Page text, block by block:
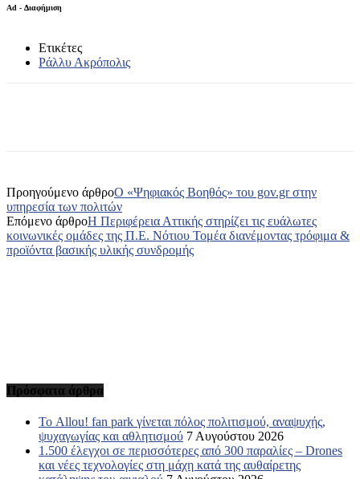
Ad - Διαφήμιση
Ετικέτες
Ράλλυ Ακρόπολις
Προηγούμενο άρθροO «Ψηφιακός Βοηθός» του gov.gr στην
υπηρεσία των πολιτών
Επόμενο άρθροΗ Περιφέρεια Αττικής στηρίζει τις ευάλωτες
κοινωνικές ομάδες της Π.Ε. Νότιου Τομέα διανέμοντας τρόφιμα &
προϊόντα βασικής υλικής συνδρομής
Πρόσφατα άρθρα
Το Allou! fan park γίνεται πόλος πολιτισμού, αναψυχής,
ψυχαγωγίας και αθλητισμού 7 Αυγούστου 2026
1.500 έλεγχοι σε περισσότερες από 300 παραλίες – Drones
και νέες τεχνολογίες στη μάχη κατά της αυθαίρετης